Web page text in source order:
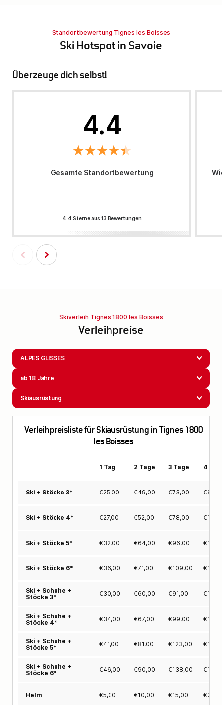
Standortbewertung Tignes les Boisses
Ski Hotspot in Savoie
Überzeuge dich selbst!
4.4
Gesamte Standortbewertung
4.4 Sterne aus 13 Bewertungen
Skiverleih Tignes 1800 les Boisses
Verleihpreise
ALPES GLISSES
ab 18 Jahre
Skiausrüstung
Verleihpreisliste für Skiausrüstung in Tignes 1800
les Boisses
1 Tag 2 Tage 3 Tage 4
Ski + Stöcke 3* €25,00 €49,00 €73,00 €
Ski + Stöcke 4* €27,00 €52,00 €78,00 €
Ski + Stöcke 5* €32,00 €64,00 €96,00 €
Ski + Stöcke 6* €36,00 €71,00 €109,00 €
Ski + Schuhe +
Stöcke 3*
€30,00 €60,00 €91,00 €
Ski + Schuhe +
Stöcke 4*
€34,00 €67,00 €99,00 €
Ski + Schuhe +
Stöcke 5*
€41,00 €81,00 €123,00 €
Ski + Schuhe +
Stöcke 6*
€46,00 €90,00 €138,00 €
Helm €5,00 €10,00 €15,00 €